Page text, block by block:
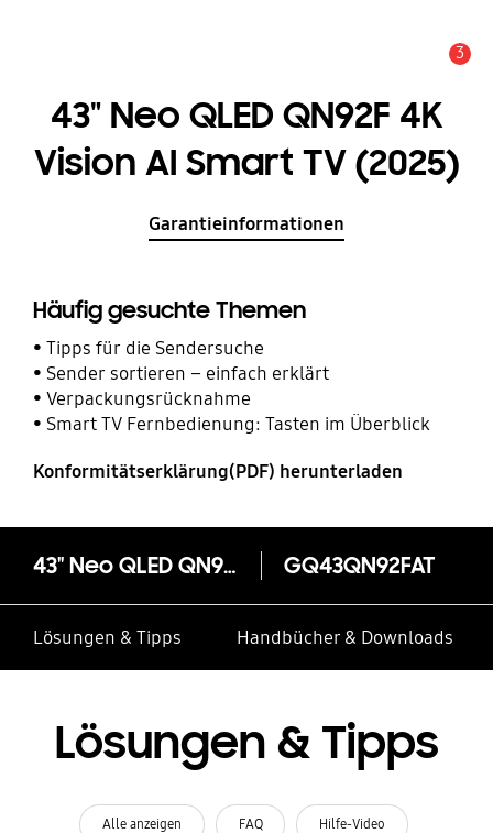
3
43" Neo QLED QN92F 4K
Vision AI Smart TV (2025)
Garantieinformationen
Häufig gesuchte Themen
Tipps für die Sendersuche
Sender sortieren – einfach erklärt
Verpackungsrücknahme
Smart TV Fernbedienung: Tasten im Überblick
Konformitätserklärung(PDF) herunterladen
43" Neo QLED QN92F 4K Vision AI Smart TV (2025) GQ43QN92FAT
Lösungen & Tipps Handbücher & Downloads
Lösungen & Tipps
Alle anzeigen FAQ Hilfe-Video